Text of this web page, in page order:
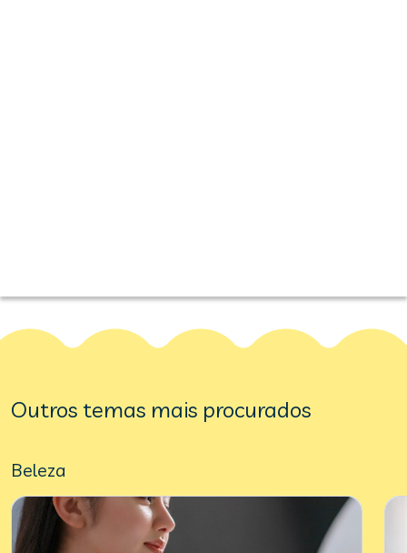
Outros temas mais procurados
Beleza